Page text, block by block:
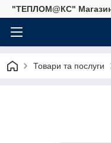
"ТЕПЛОМ@КС" Магазин
Товари та послуги